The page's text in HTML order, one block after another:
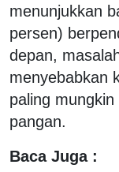
menunjukkan
persen)
depan,
menyebabkan
paling
pangan.
Baca Juga :